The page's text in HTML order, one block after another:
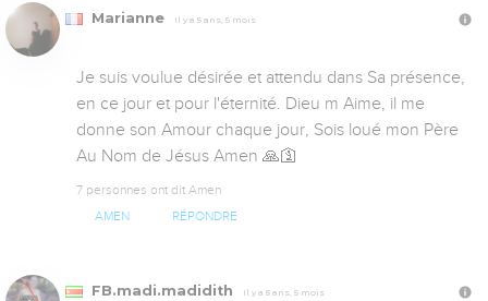
Marianne Il y a 5 ans, 5 mois
Je suis vou­lue dé­si­rée et at­ten­du dans Sa pré­sence,
en ce jour et pour l'éternité. Dieu m Aime, il me
donne son Amour chaque jour, Sois loué mon Père
Au Nom de Jésus Amen 🙏🛐
7 personnes ont dit Amen
AMEN RÉPONDRE
FB.madi.madidith Il y a 5 ans, 5 mois